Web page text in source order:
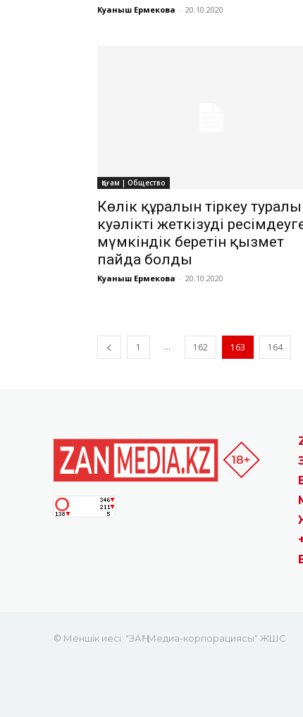
Куаныш Ермекова - 20.10.2020
Қоғам | Общество
Көлік құралын тіркеу туралы
куәлікті жеткізуді
мүмкіндік беретін қызмет
пайда болды
Куаныш Ермекова - 20.10.2020
1 ... 162 163 164
© Меншік иесі: "ЗАҢ" Медиа-корпорациясы" ЖШС